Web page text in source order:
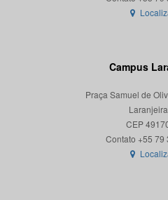
Campus
Praça Samuel de
CEP